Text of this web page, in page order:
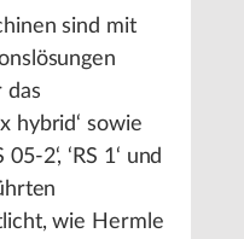
sind mit
das
hybrid‘ sowie
2‘, ‘RS 1‘ und
wie Hermle